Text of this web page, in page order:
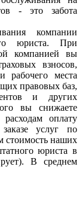
- это забота
компании
юриста. При
компанией вы
взносов,
рабочего места
правовых баз,
и других
вы снижаете
оплату
услуг по
стоимость наших
юриста в
В среднем